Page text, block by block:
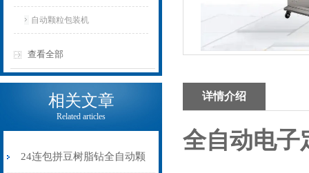
自动颗粒包装机
查看全部
相关文章
Related articles
24连包拼豆树脂钻全自动颗
详情介绍
全自动电子